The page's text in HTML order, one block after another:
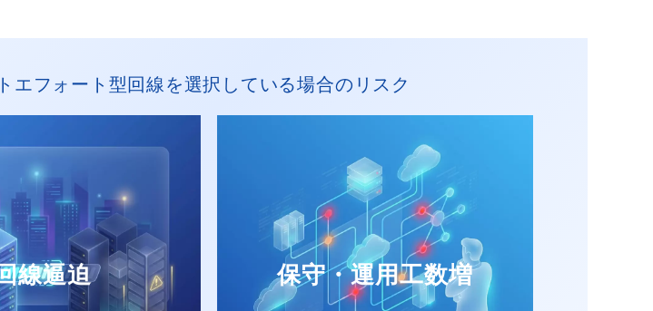
エフォート型回線を選択している場合のリスク
線逼迫 保守・運用工数増